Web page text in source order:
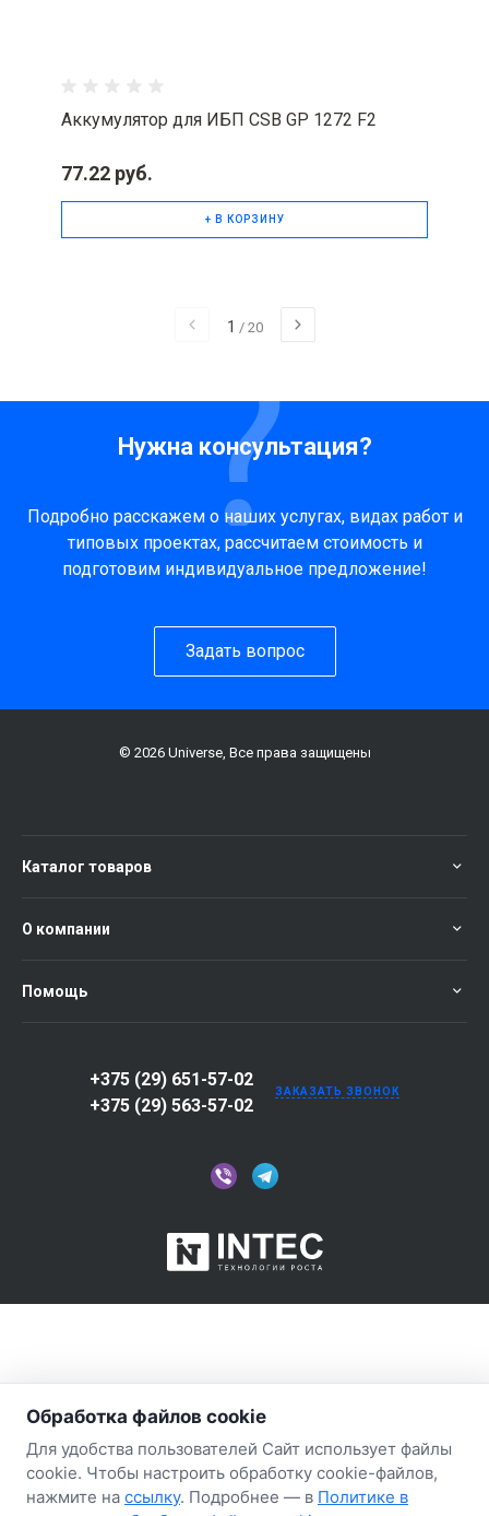
Аккумулятор для ИБП CSB GP 1272 F2
77.22 руб.
+ В КОРЗИНУ
1 / 20
Нужна консультация?
Подробно расскажем о наших услугах, видах работ и
типовых проектах, рассчитаем стоимость и
подготовим индивидуальное предложение!
Задать вопрос
© 2026 Universe, Все права защищены
Каталог товаров
О компании
Помощь
+375 (29) 651-57-02
+375 (29) 563-57-02
ЗАКАЗАТЬ ЗВОНОК
Обработка файлов cookie
Для удобства пользователей Сайт использует файлы
cookie. Чтобы настроить обработку cookie-файлов,
нажмите на ссылку. Подробнее — в Политике в